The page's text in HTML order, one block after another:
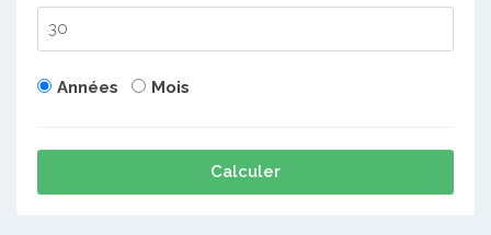
Années Mois
Calculer